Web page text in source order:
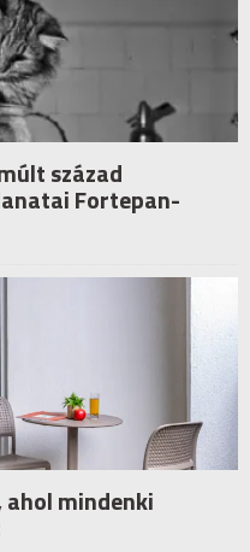
század
Fortepan-
mindenki